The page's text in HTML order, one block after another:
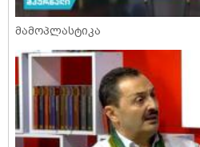
მამოპლასტიკა